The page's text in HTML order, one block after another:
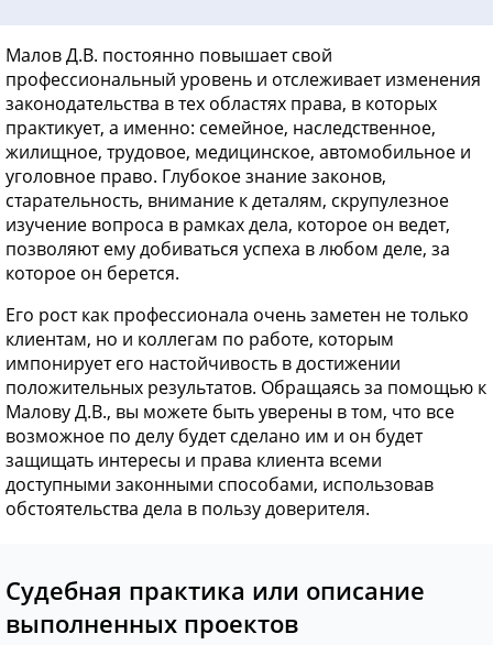
Малов Д.В. постоянно повышает свой
профессиональный уровень и отслеживает изменения
законодательства в тех областях права, в которых
практикует, а именно: семейное, наследственное,
жилищное, трудовое, медицинское, автомобильное и
уголовное право. Глубокое знание законов,
старательность, внимание к деталям, скрупулезное
изучение вопроса в рамках дела, которое он ведет,
позволяют ему добиваться успеха в любом деле, за
которое он берется.
Его рост как профессионала очень заметен не только
клиентам, но и коллегам по работе, которым
импонирует его настойчивость в достижении
положительных результатов. Обращаясь за помощью к
Малову Д.В., вы можете быть уверены в том, что все
возможное по делу будет сделано им и он будет
защищать интересы и права клиента всеми
доступными законными способами, использовав
обстоятельства дела в пользу доверителя.
Судебная практика или описание
выполненных проектов